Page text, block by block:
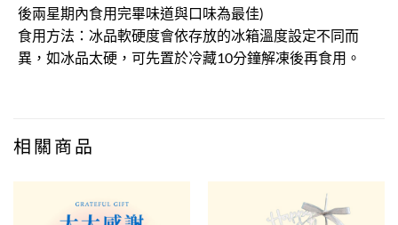
後兩星期內食用完畢味道與口味為最佳)
食用方法：冰品軟硬度會依存放的冰箱溫度設定不同而
異，如冰品太硬，可先置於冷藏10分鐘解凍後再食用。
相關商品